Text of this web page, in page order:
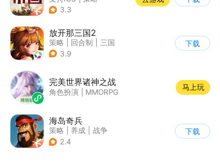
| 即时战略
3.3
放开那三国2
策略 回合制
三国
| Q版
3.9
下载
完美世界诸神之战
角色扮演 MMORPG
马上玩
海岛奇兵
策略 养成
战争
| Q版
2.4
下载